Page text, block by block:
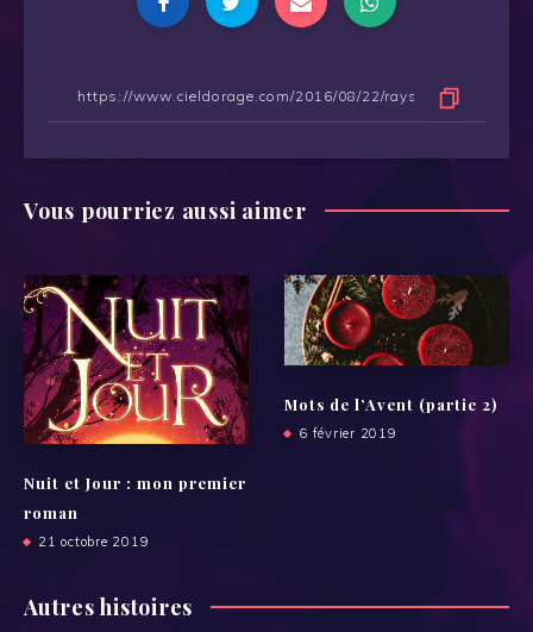
Vous pourriez aussi aimer
Nuit et Jour : mon premier
roman
21 octobre 2019
Mots de l’Avent (partie 2)
6 février 2019
Autres histoires